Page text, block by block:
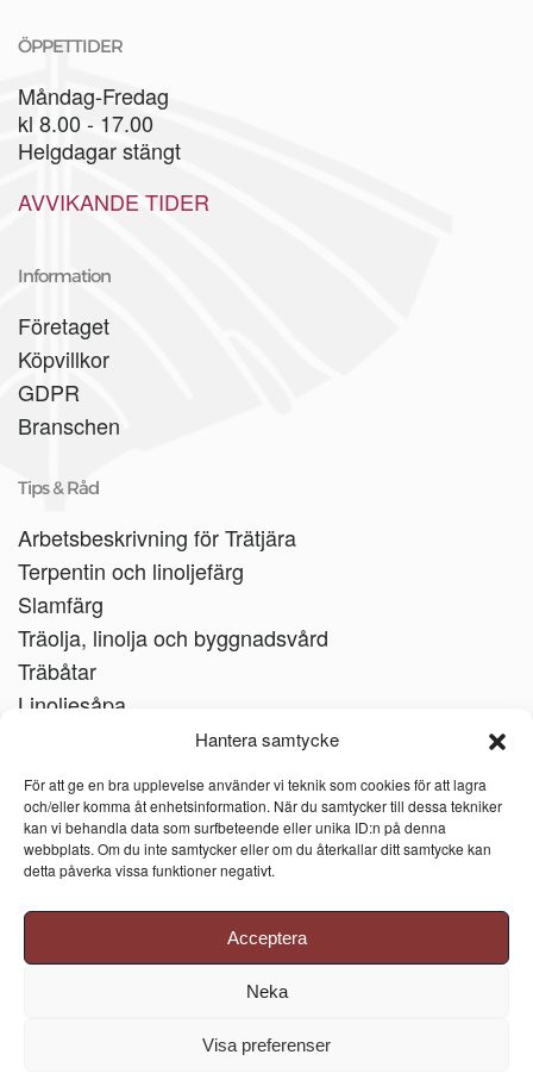
Hantera samtycke
För att ge en bra upplevelse använder vi teknik som cookies för att lagra
och/eller komma åt enhetsinformation. När du samtycker till dessa tekniker
kan vi behandla data som surfbeteende eller unika ID:n på denna
webbplats. Om du inte samtycker eller om du återkallar ditt samtycke kan
detta påverka vissa funktioner negativt.
Acceptera
Neka
Visa preferenser
ÖPPETTIDER
Måndag-Fredag
kl 8.00 - 17.00
Helgdagar stängt
AVVIKANDE TIDER
Information
Företaget
Köpvillkor
GDPR
Branschen
Tips & Råd
Arbetsbeskrivning för Trätjära
Terpentin och linoljefärg
Slamfärg
Träolja, linolja och byggnadsvård
Träbåtar
Linoljesåpa